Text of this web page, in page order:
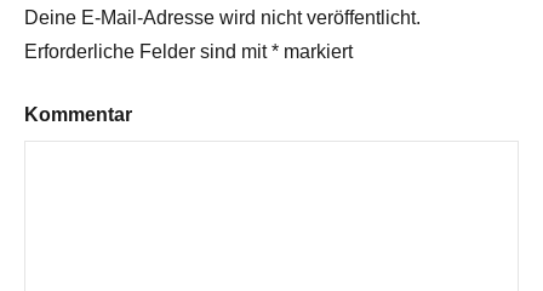
Deine E-Mail-Adresse wird nicht veröffentlicht.
Erforderliche Felder sind mit* markiert
Kommentar